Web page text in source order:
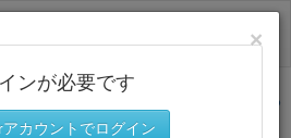
サイトトップに戻る
×
ンが必要です
カウントでログイン